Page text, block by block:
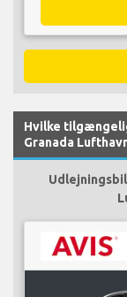
Hvilke
Granada